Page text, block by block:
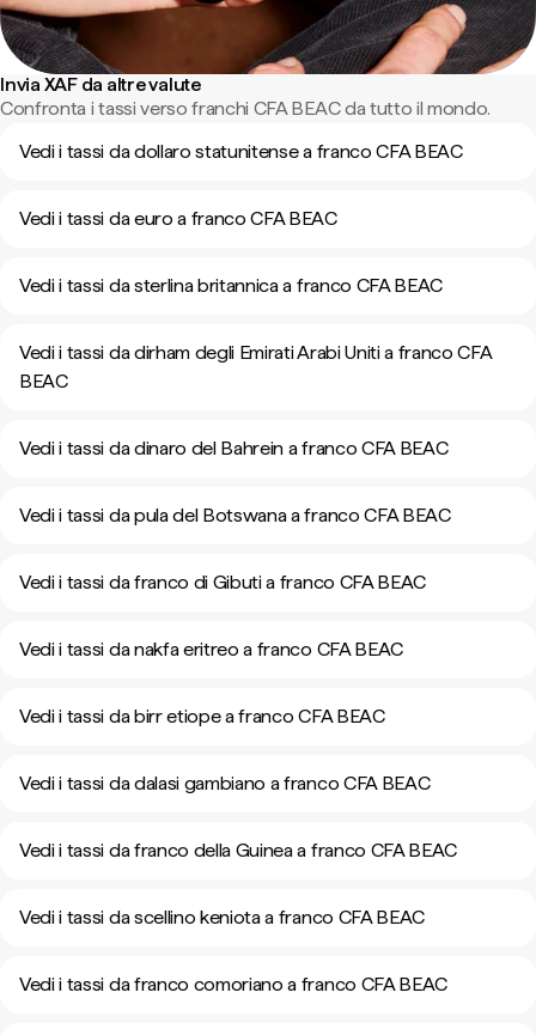
Invia XAF da altre valute
Confronta i tassi verso franchi CFA BEAC da tutto il mondo.
Vedi i tassi da dollaro statunitense a franco CFA BEAC
Vedi i tassi da euro a franco CFA BEAC
Vedi i tassi da sterlina britannica a franco CFA BEAC
Vedi i tassi da dirham degli Emirati Arabi Uniti a franco CFA
BEAC
Vedi i tassi da dinaro del Bahrein a franco CFA BEAC
Vedi i tassi da pula del Botswana a franco CFA BEAC
Vedi i tassi da franco di Gibuti a franco CFA BEAC
Vedi i tassi da nakfa eritreo a franco CFA BEAC
Vedi i tassi da birr etiope a franco CFA BEAC
Vedi i tassi da dalasi gambiano a franco CFA BEAC
Vedi i tassi da franco della Guinea a franco CFA BEAC
Vedi i tassi da scellino keniota a franco CFA BEAC
Vedi i tassi da franco comoriano a franco CFA BEAC